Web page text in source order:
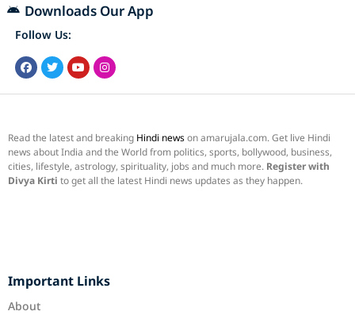
Downloads Our App
Follow Us:
Read the latest and breaking Hindi newson amarujala.com. Get live Hindi
news about India and the World from politics, sports, bollywood, business,
cities, lifestyle, astrology, spirituality, jobs and much more. Register with
Divya Kirti to get all the latest Hindi news updates as they happen.
Important Links
About